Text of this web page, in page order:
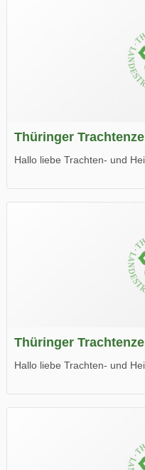
Thüringer
Hallo liebe Trachten- und
Wir wünschen Euch viel
Thüringer
Hallo liebe Trachten- und
Wir wünschen Euch viel